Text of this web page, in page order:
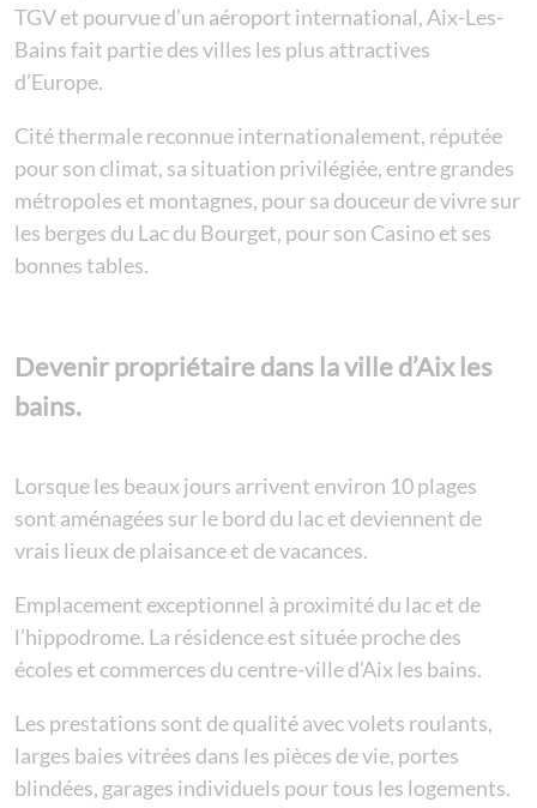
TGV et pourvue d’un aéroport international, Aix-Les-
Bains fait partie des villes les plus attractives
d’Europe.
Cité thermale reconnue internationalement, réputée
pour son climat, sa situation privilégiée, entre grandes
métropoles et montagnes, pour sa douceur de vivre sur
les berges du Lac du Bourget, pour son Casino et ses
bonnes tables.
Devenir propriétaire dans la ville d’Aix les
bains.
Lorsque les beaux jours arrivent environ 10 plages
sont aménagées sur le bord du lac et deviennent de
vrais lieux de plaisance et de vacances.
Emplacement exceptionnel à proximité du lac et de
l’hippodrome. La résidence est située proche des
écoles et commerces du centre-ville d’Aix les bains.
Les prestations sont de qualité avec volets roulants,
larges baies vitrées dans les pièces de vie, portes
blindées, garages individuels pour tous les logements.